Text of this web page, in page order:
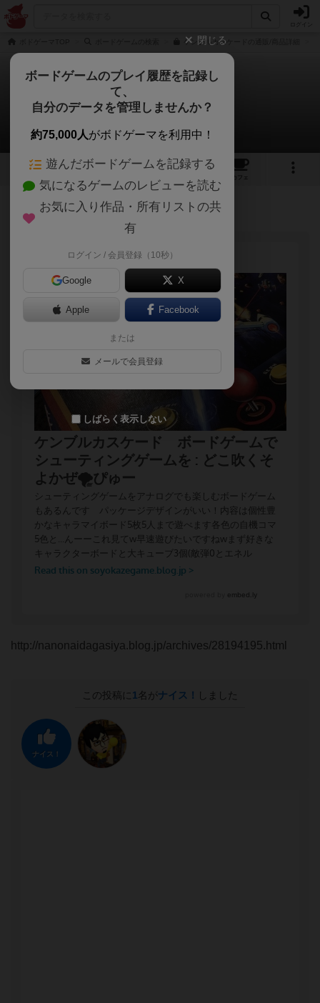
ケンブルカスケードの通販/商品詳細
ケンブル・カスケード
駄菓子屋さんたさんのルール/インスト
2 2
カフェ
83名 1名 0 5年以上前
http://nanonaidagasiya.blog.jp/archives/28194195.html
この投稿に 1 名がナイス！ しました
ナイス！
閉じる
ボードゲームのプレイ履歴を記録し
て、
自分のデータを管理しませんか？
約75,000人がボドゲーマを利用中！
遊んだボードゲームを記録する
気になるゲームのレビューを読む
お気に入り作品・所有リストの共
有
ログイン / 会員登録（10秒）
Google X
Apple Facebook
または
メールで会員登録
しばらく表示しない